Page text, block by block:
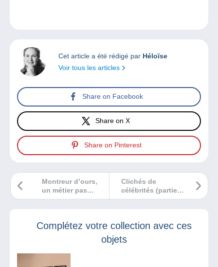
Cet article a été rédigé par Héloïse
Voir tous les articles
Share on Facebook
Share on X
Share on Pinterest
Clichés de
célébrités (partie
1)
Montreur d’ours,
un métier pas
comme les autres !
Complétez votre collection avec ces
objets